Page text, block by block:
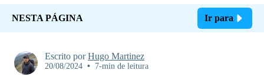
NESTA PÁGINA Ir para
Escrito porHugo Martinez
20/08/2024 • 7-min de leitura